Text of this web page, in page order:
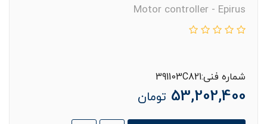
Motor controller - Epirus
شماره فنی:391103C821
53,202,400 تومان